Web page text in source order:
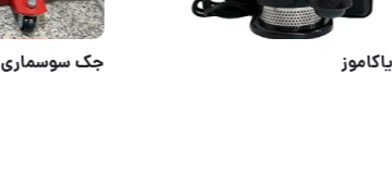
کفکش یاکاموز